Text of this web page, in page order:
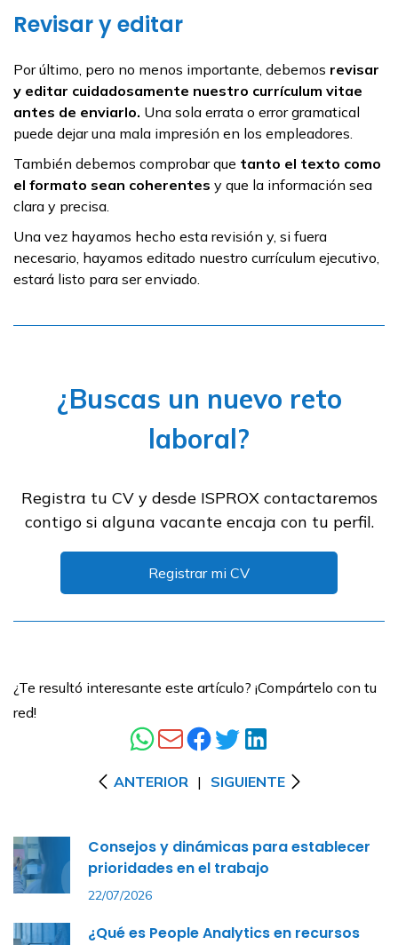
Revisar y editar
Por último, pero no menos importante, debemos revisar
y editar cuidadosamente nuestro currículum vitae
antes de enviarlo. Una sola errata o error gramatical
puede dejar una mala impresión en los empleadores.
También debemos comprobar que tanto el texto como
el formato sean coherentes y que la información sea
clara y precisa.
Una vez hayamos hecho esta revisión y, si fuera
necesario, hayamos editado nuestro currículum ejecutivo,
estará listo para ser enviado.
¿Buscas un nuevo reto
laboral?
Registra tu CV y desde ISPROX contactaremos
contigo si alguna vacante encaja con tu perfil.
Registrar mi CV
¿Te resultó interesante este artículo? ¡Compártelo con tu
red!
ANTERIOR | SIGUIENTE
Consejos y dinámicas para establecer
prioridades en el trabajo
22/07/2026
¿Qué es People Analytics en recursos